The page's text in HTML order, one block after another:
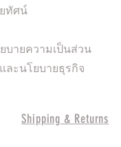
ทัศน์
บายความเป็นส่วน
ละนโยบายธุรกิจ
Shipping & Returns